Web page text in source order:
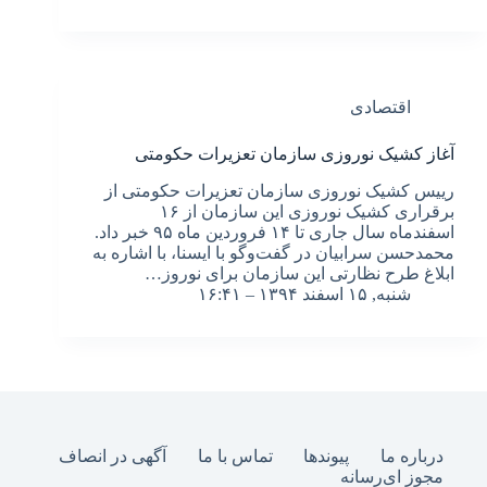
اقتصادی
آغاز کشیک نوروزی سازمان تعزیرات حکومتی
رییس کشیک نوروزی سازمان تعزیرات حکومتی از
برقراری کشیک نوروزی این سازمان از ۱۶
اسفندماه سال جاری تا ۱۴ فروردین ماه ۹۵ خبر داد.
محمدحسن سرابیان در گفت‌وگو با ایسنا، با اشاره به
ابلاغ طرح نظارتی این سازمان برای نوروز…
شنبه, ۱۵ اسفند ۱۳۹۴ – ۱۶:۴۱
درباره ما پیوندها تماس با ما
آگهی در انصاف
مجوز ای‌رسانه